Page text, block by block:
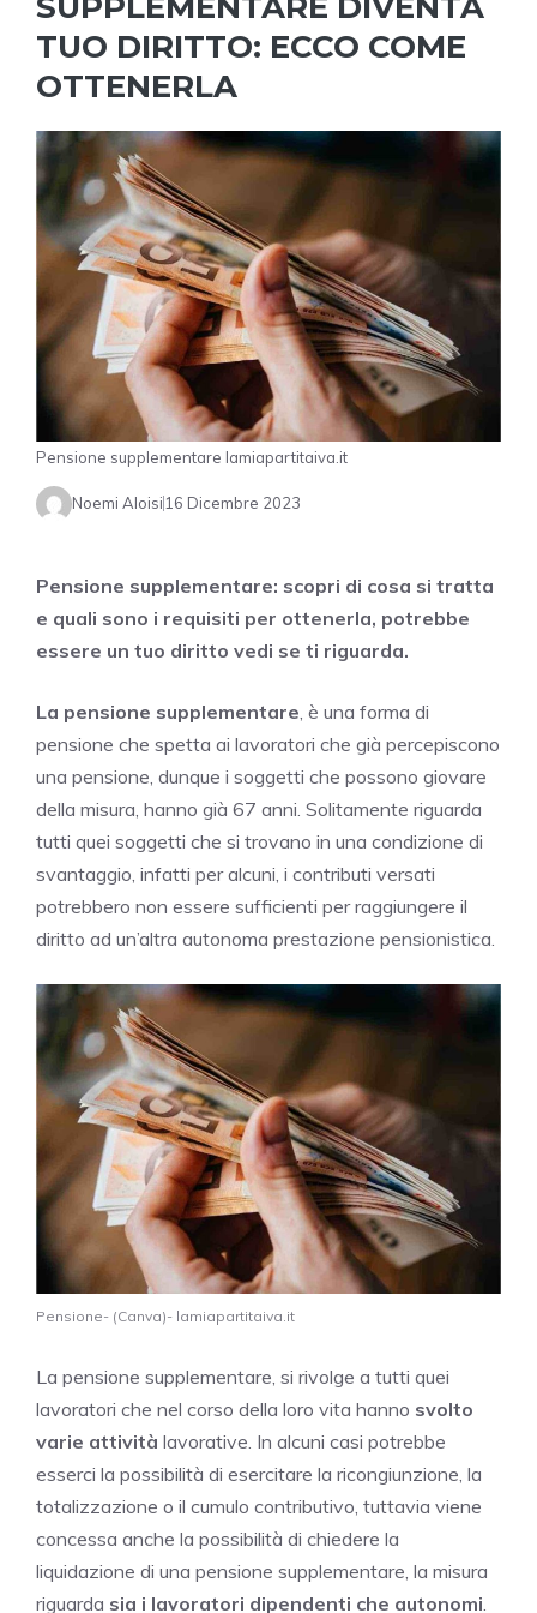
TUO DIRITTO: ECCO COME
OTTENERLA
Pensione supplementare lamiapartitaiva.it
Noemi Aloisi 16 Dicembre 2023
Pensione supplementare: scopri di cosa si tratta
e quali sono i requisiti per ottenerla, potrebbe
essere un tuo diritto vedi se ti riguarda.
La pensione supplementare , è una forma di
pensione che spetta ai lavoratori che già percepiscono
una pensione, dunque i soggetti che possono giovare
della misura, hanno già 67 anni. Solitamente riguarda
tutti quei soggetti che si trovano in una condizione di
svantaggio, infatti per alcuni, i contributi versati
potrebbero non essere sufficienti per raggiungere il
diritto ad un’altra autonoma prestazione pensionistica.
Pensione- (Canva)- lamiapartitaiva.it
La pensione supplementare, si rivolge a tutti quei
lavoratori che nel corso della loro vita hanno svolto
varie attività lavorative. In alcuni casi potrebbe
esserci la possibilità di esercitare la ricongiunzione, la
totalizzazione o il cumulo contributivo, tuttavia viene
concessa anche la possibilità di chiedere la
liquidazione di una pensione supplementare, la misura
riguarda sia i lavoratori dipendenti che autonomi.